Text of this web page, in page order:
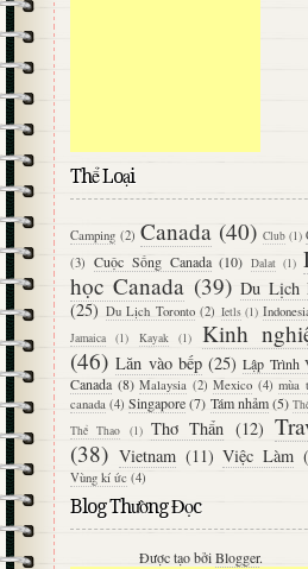
Thể Loại
Camping (2) Canada (40) Club (1)
(3) Cuộc Sống Canada (10) Dalat (1)
học Canada (39) Du Lịch
(25) Du Lịch Toronto (2) Ietls (1)
Jamaica (1) Kayak (1)
Kinh
(46) Lăn vào bếp (25) Lập Trình
Canada (8) Malaysia (2) Mexico (4) mùa
canada (4) Singapore (7) Tám nhảm (5)
Thể Thao
(1) Thơ Thẩn (12)
(38) Vietnam (11) Việc Làm
Vùng kí ức (4)
Blog Thường Đọc
Được tạo bởiBlogger.